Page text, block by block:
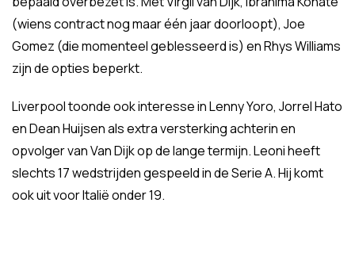
(wiens contract nog maar één jaar doorloopt), Joe
Gomez (die momenteel geblesseerd is) en Rhys Williams
zijn de opties beperkt.
Liverpool toonde ook interesse in Lenny Yoro, Jorrel Hato
en Dean Huijsen als extra versterking achterin en
opvolger van Van Dijk op de lange termijn. Leoni heeft
slechts 17 wedstrijden gespeeld in de Serie A. Hij komt
ook uit voor Italië onder 19.